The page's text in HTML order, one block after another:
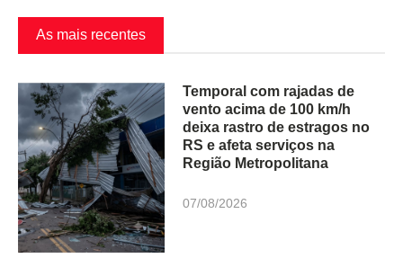
As mais recentes
Temporal com rajadas de
vento acima de 100 km/h
deixa rastro de estragos no
RS e afeta serviços na
Região Metropolitana
07/08/2026